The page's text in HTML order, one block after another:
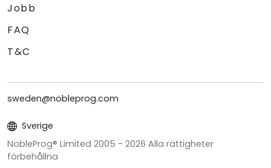
Jobb
FAQ
T&C
sweden@nobleprog.com
Sverige
NobleProg® Limited 2005 - 2026 Alla rättigheter
förbehållna